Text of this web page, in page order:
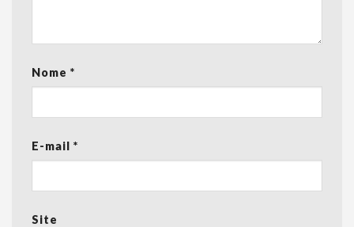
Nome *
E-mail *
Site